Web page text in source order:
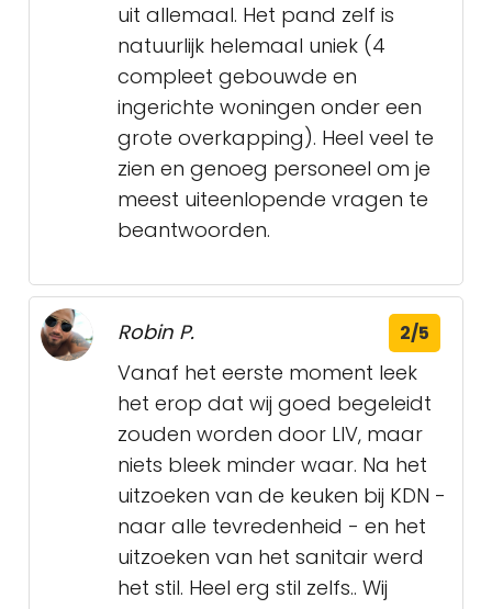
uit allemaal. Het pand zelf is
natuurlijk helemaal uniek (4
compleet gebouwde en
ingerichte woningen onder een
grote overkapping). Heel veel te
zien en genoeg personeel om je
meest uiteenlopende vragen te
beantwoorden.
Robin P. 2/5
Vanaf het eerste moment leek
het erop dat wij goed begeleidt
zouden worden door LIV, maar
niets bleek minder waar. Na het
uitzoeken van de keuken bij KDN -
naar alle tevredenheid - en het
uitzoeken van het sanitair werd
het stil. Heel erg stil zelfs.. Wij